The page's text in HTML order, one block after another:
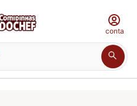
conta